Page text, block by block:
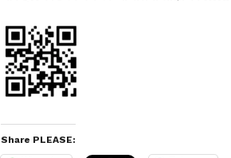
Share PLEASE: